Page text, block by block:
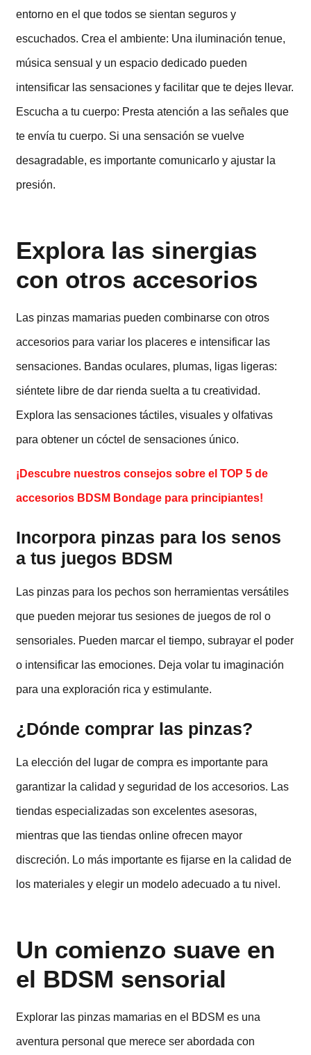
entorno en el que todos se sientan seguros y
escuchados. Crea el ambiente: Una iluminación tenue,
música sensual y un espacio dedicado pueden
intensificar las sensaciones y facilitar que te dejes llevar.
Escucha a tu cuerpo: Presta atención a las señales que
te envía tu cuerpo. Si una sensación se vuelve
desagradable, es importante comunicarlo y ajustar la
presión.
Explora las sinergias
con otros accesorios
Las pinzas mamarias pueden combinarse con otros
accesorios para variar los placeres e intensificar las
sensaciones. Bandas oculares, plumas, ligas ligeras:
siéntete libre de dar rienda suelta a tu creatividad.
Explora las sensaciones táctiles, visuales y olfativas
para obtener un cóctel de sensaciones único.
¡Descubre nuestros consejos sobre el TOP 5 de
accesorios BDSM Bondage para principiantes!
Incorpora pinzas para los senos
a tus juegos BDSM
Las pinzas para los pechos son herramientas versátiles
que pueden mejorar tus sesiones de juegos de rol o
sensoriales. Pueden marcar el tiempo, subrayar el poder
o intensificar las emociones. Deja volar tu imaginación
para una exploración rica y estimulante.
¿Dónde comprar las pinzas?
La elección del lugar de compra es importante para
garantizar la calidad y seguridad de los accesorios. Las
tiendas especializadas son excelentes asesoras,
mientras que las tiendas online ofrecen mayor
discreción. Lo más importante es fijarse en la calidad de
los materiales y elegir un modelo adecuado a tu nivel.
Un comienzo suave en
el BDSM sensorial
Explorar las pinzas mamarias en el BDSM es una
aventura personal que merece ser abordada con